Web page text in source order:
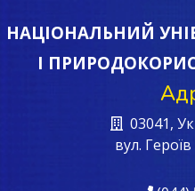
НАЦІОНАЛЬНИЙ
І
03041,
вул.